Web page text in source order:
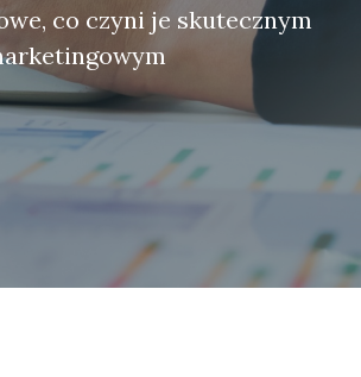
co czyni je skutecznym